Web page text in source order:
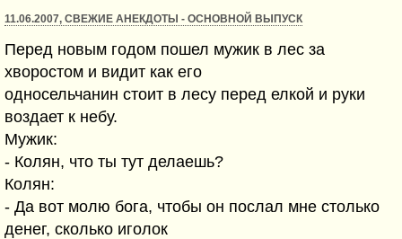
11.06.2007, СВЕЖИЕ АНЕКДОТЫ - ОСНОВНОЙ ВЫПУСК
Перед новым годом пошел мужик в лес за
хворостом и видит как его
односельчанин стоит в лесу перед елкой и руки
воздает к небу.
Мужик:
- Колян, что ты тут делаешь?
Колян:
- Да вот молю бога, чтобы он послал мне столько
денег, сколько иголок